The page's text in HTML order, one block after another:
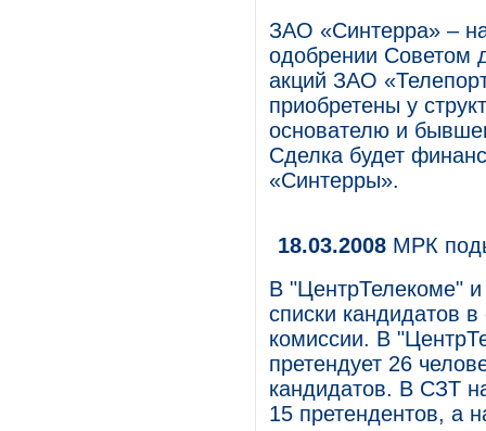
ЗАО «Синтерра» –
одобрении Советом
акций ЗАО
приобретены у
основателю и
Сделка будет
«Синтерры».
18.03.2008 МРК
В "ЦентрТелекоме"
списки кандидатов
комиссии. В
претендует 26
кандидатов. В СЗТ
15 претендентов, а